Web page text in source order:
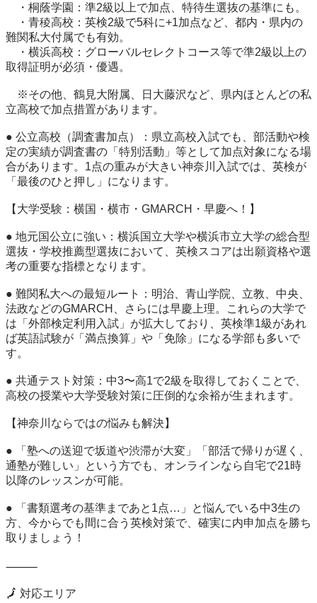
・桐蔭学園：準2級以上で加点、特待生選抜の基準にも。
・青稜高校：英検2級で5科に+1加点など、都内・県内の
難関私大付属でも有効。
・横浜高校：グローバルセレクトコース等で準2級以上の
取得証明が必須・優遇。
※その他、鶴見大附属、日大藤沢など、県内ほとんどの私
立高校で加点措置があります。
● 公立高校（調査書加点）：県立高校入試でも、部活動や検
定の実績が調査書の「特別活動」等として加点対象になる場
合があります。1点の重みが大きい神奈川入試では、英検が
「最後のひと押し」になります。
【大学受験：横国・横市・GMARCH・早慶へ！】
● 地元国公立に強い：横浜国立大学や横浜市立大学の総合型
選抜・学校推薦型選抜において、英検スコアは出願資格や選
考の重要な指標となります。
● 難関私大への最短ルート：明治、青山学院、立教、中央、
法政などのGMARCH、さらには早慶上理。これらの大学で
は「外部検定利用入試」が拡大しており、英検準1級があれ
ば英語試験が「満点換算」や「免除」になる学部も多いで
す。
● 共通テスト対策：中3〜高1で2級を取得しておくことで、
高校の授業や大学受験対策に圧倒的な余裕が生まれます。
【神奈川ならではの悩みも解決】
● 「塾への送迎で坂道や渋滞が大変」「部活で帰りが遅く、
通塾が難しい」という方でも、オンラインなら自宅で21時
以降のレッスンが可能。
● 「書類選考の基準まであと1点…」と悩んでいる中3生の
方、今からでも間に合う英検対策で、確実に内申加点を勝ち
取りましょう！
⸻
🗾 対応エリア